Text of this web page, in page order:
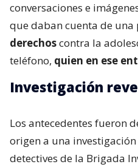
conversaciones e
que daban cuenta de una
derechoscontra la
teléfono, quien en ese
Investigación
Los antecedentes fueron
origen a una
detectives de la Brigada